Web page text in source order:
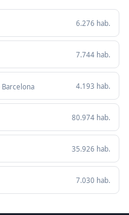
6.276 hab.
7.744 hab.
Barcelona 4.193 hab.
80.974 hab.
35.926 hab.
7.030 hab.